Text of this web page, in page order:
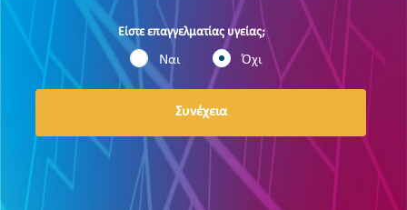
Είστε επαγγελματίας υγείας;
Ναι Όχι
Συνέχεια